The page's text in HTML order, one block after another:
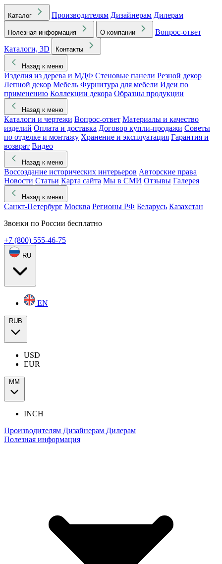
Каталог Производителям Дизайнерам Дилерам
Полезная информация О компании
Вопрос-ответ
Каталоги, 3D
Контакты
Назад к меню
Изделия из дерева и МДФ Стеновые панели Резной декор
Лепной декор Мебель Фурнитура для мебели Идеи по
применению Коллекции декора Образцы продукции
Назад к меню
Каталоги и чертежи Вопрос-ответ Материалы и качество
изделий Оплата и доставка Договор купли-продажи Советы
по отделке и монтажу Хранение и эксплуатация Гарантия и
возврат Видео
Назад к меню
Воссоздание исторических интерьеров Авторские права
Новости Статьи Карта сайта Мы в СМИ Отзывы Галерея
Назад к меню
Санкт-Петербург Москва Регионы РФ Беларусь Казахстан
Звонки по России бесплатно
+7 (800) 555-46-75
RU
EN
RUB
USD
EUR
ММ
INCH
Производителям Дизайнерам Дилерам
Полезная информация